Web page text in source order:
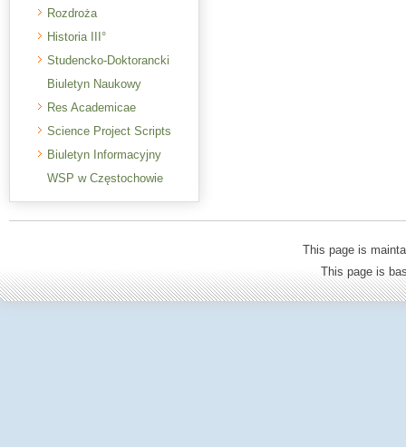
Rozdroża
Historia III°
Studencko-Doktorancki
Biuletyn Naukowy
Res Academicae
Science Project Scripts
Biuletyn Informacyjny
WSP w Częstochowie
This page is
This page is